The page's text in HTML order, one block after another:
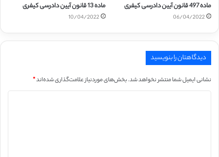
ماده 497 قانون آیین دادرسی کیفری
06/04/2022
ماده 13 قانون آیین دادرسی کیفری
10/04/2022
دیدگاهتان را بنویسید
نشانی ایمیل شما منتشر نخواهد شد.بخش‌های موردنیاز علامت‌گذاری شده‌اند*